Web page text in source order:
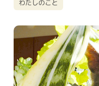
わたしのこと